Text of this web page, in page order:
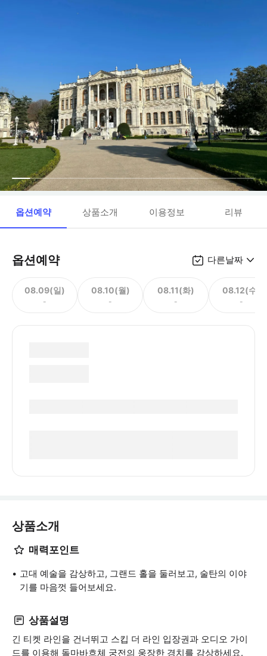
옵션예약 상품소개 이용정보 리뷰
옵션예약 다른날짜
08.09(일)
-
08.10(월)
-
08.11(화)
-
08.12(수)
-
상품소개
매력포인트
고대 예술을 감상하고, 그랜드 홀을 둘러보고, 술탄의 이야
기를 마음껏 들어보세요.
상품설명
긴 티켓 라인을 건너뛰고 스킵 더 라인 입장권과 오디오 가이
드를 이용해 돌마바흐체 궁전의 웅장한 경치를 감상하세요.